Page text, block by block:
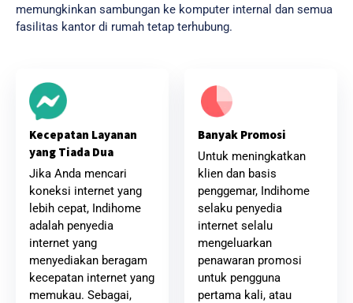
memungkinkan sambungan ke komputer internal dan semua
fasilitas kantor di rumah tetap terhubung.
Kecepatan Layanan
yang Tiada Dua
Jika Anda mencari
koneksi internet yang
lebih cepat, Indihome
adalah penyedia
internet yang
menyediakan beragam
kecepatan internet yang
memukau. Sebagai,
Banyak Promosi
Untuk meningkatkan
klien dan basis
penggemar, Indihome
selaku penyedia
internet selalu
mengeluarkan
penawaran promosi
untuk pengguna
pertama kali, atau